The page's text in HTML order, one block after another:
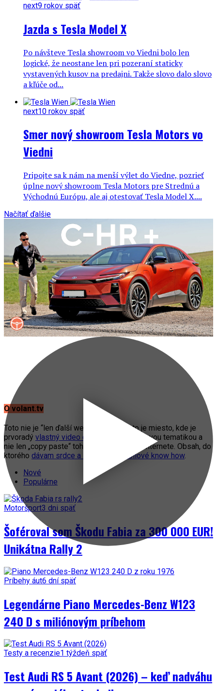
next9 rokov späť
Jazda s Tesla Model X
Po návšteve Tesla showroom vo Viedni bolo len
logické, že neostane len pri pozeraní staticky
vystavených kusov na predajni. Takže slovo dalo slovo
a kľúče od...
next10 rokov späť
Smer nový showroom Tesla Motors vo
Viedni
Pripojte sa k nám na menší výlet do Viedne, pozrieť
úplne nový showroom Tesla Motors pre Strednú a
Východnú Európu, ale aj otestovať Tesla Model X....
Načítať ďalšie
O volant.tv
Toto nie je “len ďalší web o autách”. Toto je miesto, kde je
prvoradý vlastný video obsah
s automobilovou tematikou a
nie len „copy paste“ toho, čo práve fičí na internete. Obsah, do
ktorého dávam srdce a svoje automobilové know how.
Nové
Populárne
Motoršport3 dni späť
Šoféroval som Škodu Fabia za 300 000 EUR!
Unikátna Rally 2
Príbehy áut6 dní späť
Legendárne Piano Mercedes-Benz W123
240 D s miliónovým príbehom
Testy a recenzie1 týždeň späť
Test Audi RS 5 Avant (2026) – keď nadváhu